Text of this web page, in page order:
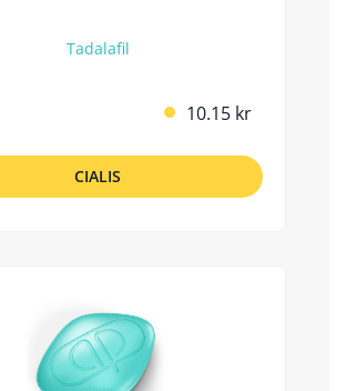
Tadalafil
10.15 kr
CIALIS